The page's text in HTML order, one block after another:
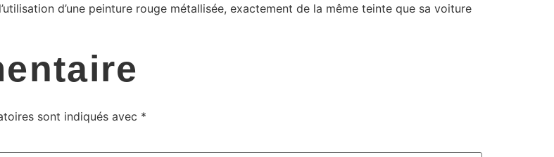
d’une peinture rouge métallisée, exactement de la même teinte que sa voiture
sont indiqués avec *